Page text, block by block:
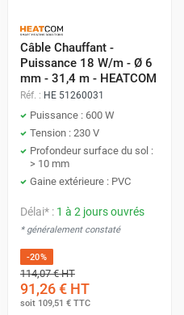
Câble Chauffant -
Puissance 18 W/m - Ø 6
mm - 31,4 m - HEATCOM
Réf. : HE 51260031
Puissance : 600 W
Tension : 230 V
Profondeur surface du sol :
> 10 mm
Gaine extérieure : PVC
Délai* : 1 à 2 jours ouvrés
* généralement constaté
-20%
114,07 €HT
91,26 € HT
soit 109,51 € TTC